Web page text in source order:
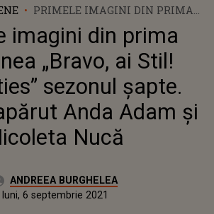
PRIMELE IMAGINI DIN PRIMA
EMISIUNEA „BRAVO, AI STIL!
CELEBRITIES” SEZONUL ȘAPTE.
CUM AU APĂRUT ANDA ADAM
ȘI NICOLETA NUCĂ
imagini din prima
„Bravo, ai Stil!
sezonul șapte.
Anda Adam și
Nucă
ANDREEA BURGHELEA
Publicat:
luni, 6 septembrie 2021